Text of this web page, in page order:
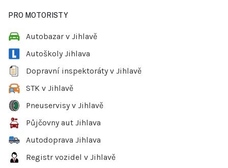
PRO MOTORISTY
Autobazar v Jihlavě
Autoškoly Jihlava
Dopravní inspektoráty v Jihlavě
STK v Jihlavě
Pneuservisy v Jihlavě
Půjčovny aut Jihlava
Autodoprava Jihlava
Registr vozidel v Jihlavě